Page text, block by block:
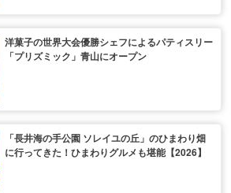
洋菓子の世界大会優勝シェフによるパティスリー
「プリズミック」青山にオープン
「長井海の手公園 ソレイユの丘」のひまわり畑
に行ってきた！ひまわりグルメも堪能【2026】